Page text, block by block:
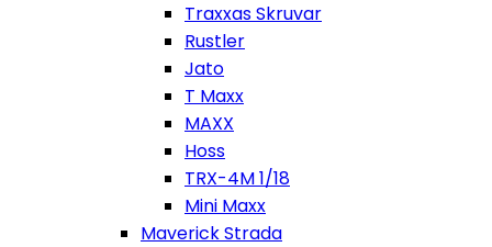
Traxxas Skruvar
Rustler
Jato
T Maxx
MAXX
Hoss
TRX-4M 1/18
Mini Maxx
Maverick Strada